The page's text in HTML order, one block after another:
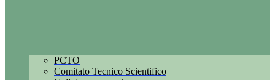
PCTO
Comitato Tecnico Scientifico